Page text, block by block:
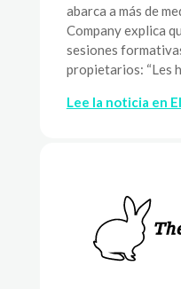
abarca a más de
Company explica
sesiones
propietarios: “Les
Lee la noticia en El